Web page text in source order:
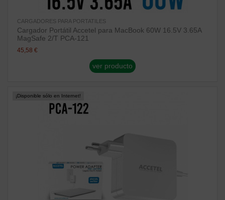
CARGADORES PARA PORTATILES
Cargador Portátil Accetel para MacBook 60W 16.5V 3.65A
MagSafe 2/T PCA-121
45,58 €
ver producto
¡Disponible sólo en Internet!